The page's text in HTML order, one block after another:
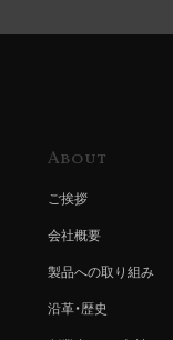
About
ご挨拶
会社概要
製品への取り組み
沿革・歴史